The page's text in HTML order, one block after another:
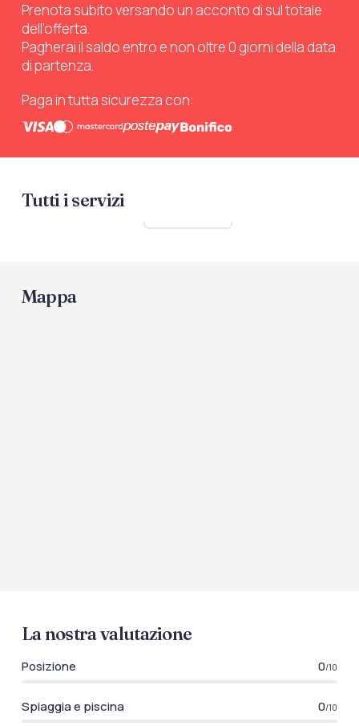
Prenota subito versando un acconto di sul totale
dell’offerta.
Pagherai il saldo entro e non oltre 0 giorni della data
di partenza.
Paga in tutta sicurezza con:
Tutti i servizi
Mappa
La nostra valutazione
Posizione 0/10
Spiaggia e piscina 0/10